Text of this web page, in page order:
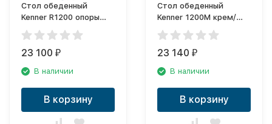
Стол обеденный
Kenner R1200 опоры
золото/стекло белый
глянец KENNER
23 100 ₽
В наличии
В корзину
Стол обеденный
Kenner 1200М крем/
стекло крем глянец
KENNER
23 140 ₽
В наличии
В корзину